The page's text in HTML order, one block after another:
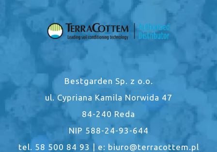
Bestgarden Sp. z o.o.
ul. Cypriana Kamila Norwida 47
84-240 Reda
NIP 588-24-93-644
tel. 58 500 84 93 | e: biuro@terracottem.pl